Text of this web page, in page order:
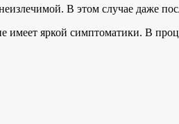
В этом случае даже
яркой симптоматики. В